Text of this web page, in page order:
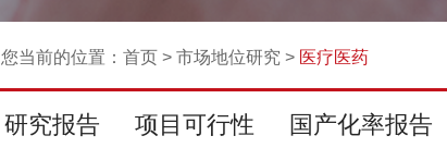
您当前的位置： 首页 > 市场地位研究 > 医疗医药
研究报告 项目可行性 国产化率报告